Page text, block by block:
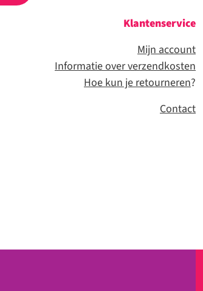
Klantenservice
Mijn account
Informatie over verzendkosten
Hoe kun je retourneren?
Contact